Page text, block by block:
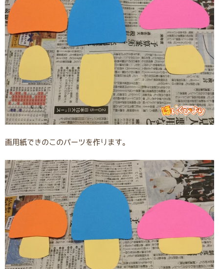
画用紙できのこのパーツを作ります。